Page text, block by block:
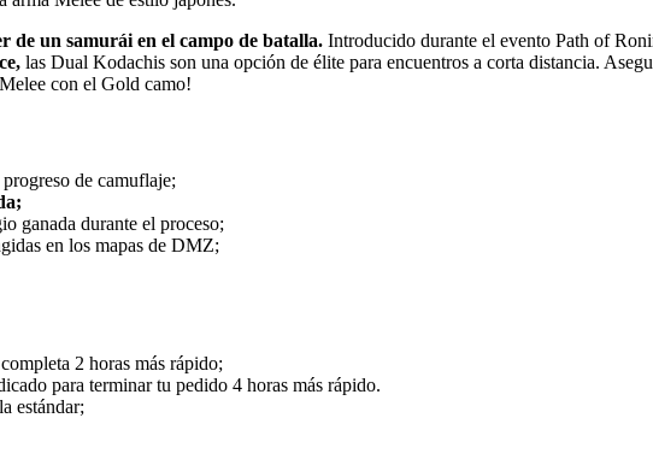
de un samurái en el campo de batalla. Introducido durante el evento Path of
las Dual Kodachis son una opción de élite para encuentros a corta distancia.
con el Gold camo!
de camuflaje;
ganada durante el proceso;
en los mapas de DMZ;
2 horas más rápido;
para terminar tu pedido 4 horas más rápido.
estándar;